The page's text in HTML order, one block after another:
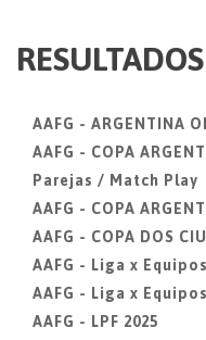
AAFG - ARGENTINA
AAFG - COPA
Parejas / Match Play
AAFG - COPA
AAFG - COPA DOS
AAFG - Liga x
AAFG - Liga x
AAFG - LPF 2025